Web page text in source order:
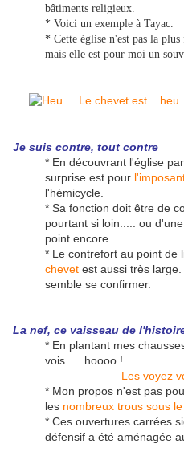
bâtiments religieux.
* Voici un exemple à Tayac.
* Cette église n'est pas la
mais elle est pour moi un
Je suis contre, tout contre
* En découvrant l'église
surprise est pour
l'hémicycle.
* Sa fonction doit être de
pourtant si loin..... ou
point encore.
* Le contrefort au point de
chevet est aussi très
semble se confirmer.
La nef, ce vaisseau de
* En plantant mes
vois..... hoooo !
Les voyez
* Mon propos n'est pas
les nombreux trous sous
* Ces ouvertures carrées
défensif a été aménagée